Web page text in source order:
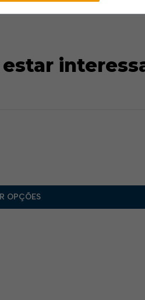
OPÇÕES